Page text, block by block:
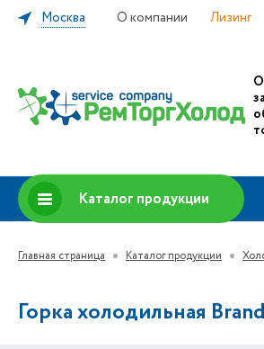
Москва О компании Лизинг
Каталог продукции
Главная страница Каталог продукции
Горка холодильная